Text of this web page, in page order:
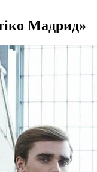
Мадрид»